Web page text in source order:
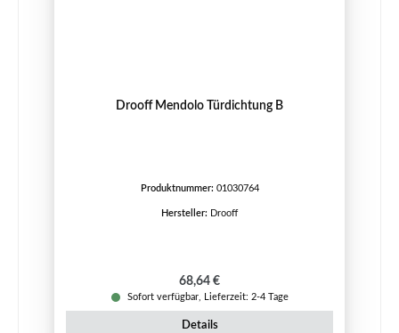
Drooff Mendolo Türdichtung B
Produktnummer: 01030764
Hersteller: Drooff
Regulärer Preis:
68,64 €
Sofort verfügbar, Lieferzeit: 2-4 Tage
Details